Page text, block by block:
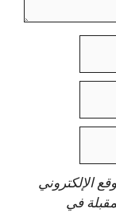
الإلكتروني
في